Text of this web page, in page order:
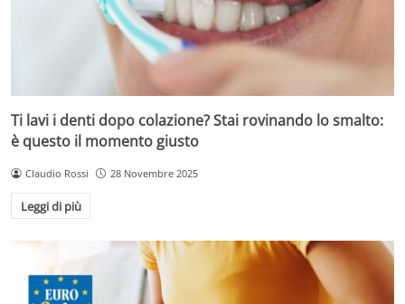
Ti lavi i denti dopo colazione? Stai rovinando lo smalto:
è questo il momento giusto
Claudio Rossi 28 Novembre 2025
Leggi di più